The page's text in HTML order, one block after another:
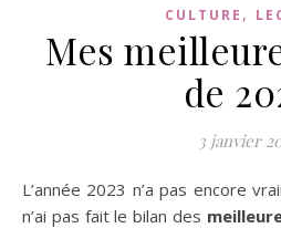
CULTURE ,
Mes
de
3 janvier
L’année 2023 n’a pas encore vraiment débuté tant que je
n’ai pas fait le bilan des